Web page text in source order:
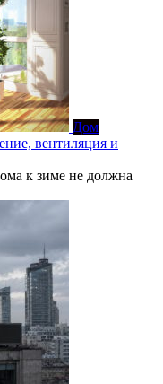
Дом
вентиляция и
к зиме не должна